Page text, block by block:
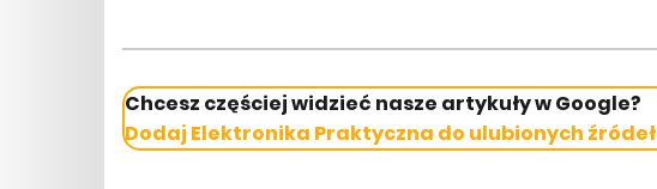
Chcesz częściej widzieć nasze artykuły w Google?
Dodaj Elektronika Praktyczna do ulubionych źródeł